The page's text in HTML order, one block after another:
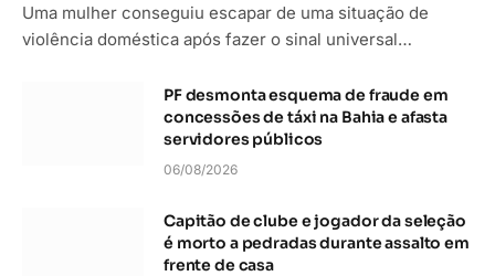
Uma mulher conseguiu escapar de uma situação de
violência doméstica após fazer o sinal universal…
PF desmonta esquema de fraude em
concessões de táxi na Bahia e afasta
servidores públicos
06/08/2026
Capitão de clube e jogador da seleção
é morto a pedradas durante assalto em
frente de casa